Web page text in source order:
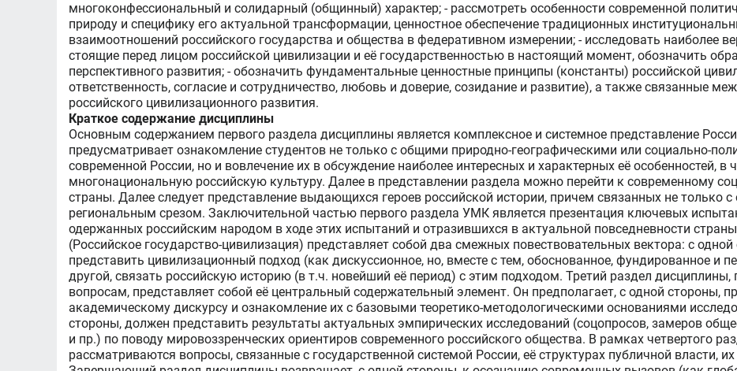
многоконфессиональный и солидарный (общинный) характер; - рассмотреть особенности современной
природу и специфику его актуальной трансформации, ценностное обеспечение традиционных
взаимоотношений российского государства и общества в федеративном измерении; - исследовать наиболее
стоящие перед лицом российской цивилизации и её государственностью в настоящий момент, обозначить
перспективного развития; - обозначить фундаментальные ценностные принципы (константы) российской
ответственность, согласие и сотрудничество, любовь и доверие, созидание и развитие), а также связанные
российского цивилизационного развития.
Краткое содержание дисциплины
Основным содержанием первого раздела дисциплины является комплексное и системное представление
предусматривает ознакомление студентов не только с общими природно-географическими или социально-
современной России, но и вовлечение их в обсуждение наиболее интересных и характерных её особенностей, в
многонациональную российскую культуру. Далее в представлении раздела можно перейти к современному
страны. Далее следует представление выдающихся героев российской истории, причем связанных не только
региональным срезом. Заключительной частью первого раздела УМК является презентация ключевых
одержанных российским народом в ходе этих испытаний и отразившихся в актуальной повседневности
(Российское государство-цивилизация) представляет собой два смежных повествовательных вектора: с
представить цивилизационный подход (как дискуссионное, но, вместе с тем, обоснованное, фундированное и
другой, связать российскую историю (в т.ч. новейший её период) с этим подходом. Третий раздел
вопросам, представляет собой её центральный содержательный элемент. Он предполагает, с одной стороны,
академическому дискурсу и ознакомление их с базовыми теоретико-методологическими основаниями
стороны, должен представить результаты актуальных эмпирических исследований (соцопросов, замеров
и пр.) по поводу мировоззренческих ориентиров современного российского общества. В рамках четвертого
рассматриваются вопросы, связанные с государственной системой России, её структурах публичной власти,